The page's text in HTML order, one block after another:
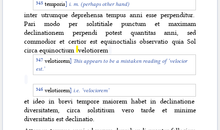
temporis] i. m. (perhaps other hand)
inter utrumque deprehensa tempus anni esse perpenditur.
Pari modo per solstitiale punctum et maximam
declinationem perpendi potest quantitas anni, sed
commodior et certior est equinoctialis observatio quia Sol
circa equinoctium velotiorem
velotiorem] This appears to be a mistaken reading of ‘velocior
est.’
velotiorem] i.e. ‘velociorem’
et ideo in brevi tempore maiorem habet in declinatione
diversitatem, circa solstitium vero tarde et minime
diversitatis est declinatio.